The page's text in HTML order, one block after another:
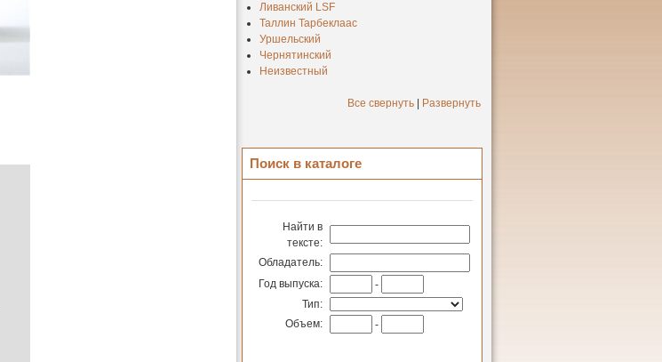
Ливанский LSF
Таллин Тарбеклаас
Уршельский
Чернятинский
Неизвестный
Все свернуть Развернуть
Поиск в каталоге
Найти в
тексте:
Обладатель:
Год выпуска:
-
Тип:
Объем:
-